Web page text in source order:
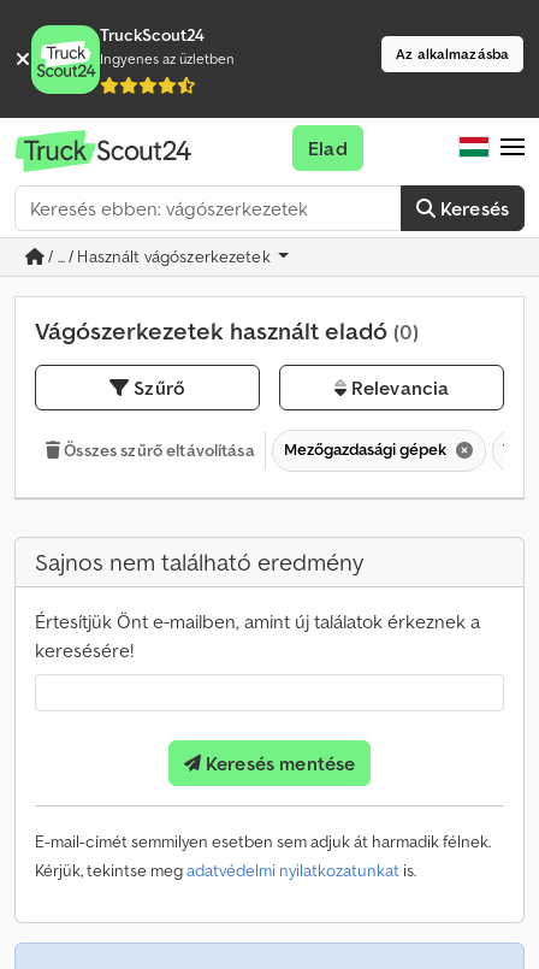
TruckScout24
Ingyenes az üzletben Az alkalmazásba
Keresés
Elad
/ ... / Használt vágószerkezetek
Vágószerkezetek használt eladó (0)
Szűrő Relevancia
Összes szűrő eltávolítása Mezőgazdasági gépek
Sajnos nem található eredmény
Értesítjük Önt e-mailben, amint új találatok érkeznek a
keresésére!
Keresés mentése
E-mail-címét semmilyen esetben sem adjuk át harmadik félnek.
Kérjük, tekintse megadatvédelmi nyilatkozatunkat is.